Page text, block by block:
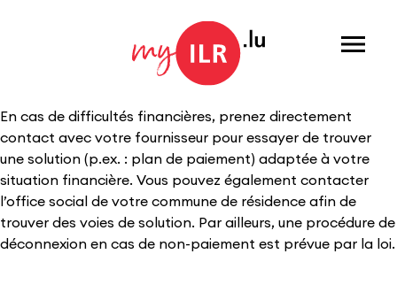
Menu
En cas de difficultés financières, prenez directement
contact avec votre fournisseur pour essayer de trouver
une solution (p.ex. : plan de paiement) adaptée à votre
situation financière. Vous pouvez également contacter
l’office social de votre commune de résidence afin de
trouver des voies de solution. Par ailleurs, une procédure de
déconnexion en cas de non-paiement est prévue par la loi.